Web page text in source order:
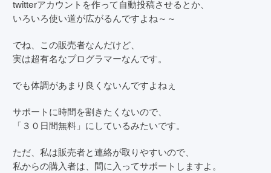
twitterアカウントを作って自動投稿させるとか、
いろいろ使い道が広がるんですよね～～
でね、この販売者なんだけど、
実は超有名なプログラマーなんです。
でも体調があまり良くないんですよねぇ
サポートに時間を割きたくないので、
「３０日間無料」にしているみたいです。
ただ、私は販売者と連絡が取りやすいので、
私からの購入者は、間に入ってサポートしますよ。